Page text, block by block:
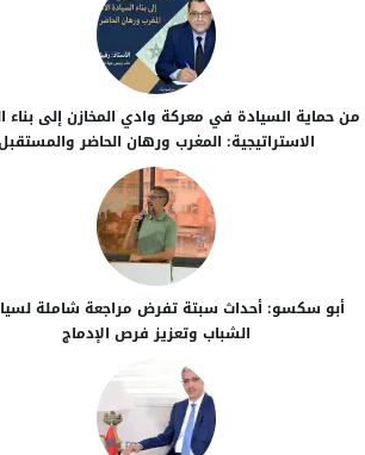
من حماية السيادة في معركة وادي المخازن إلى بناء
الاستراتيجية: المغرب ورهان الحاضر
أبو سكسو: أحداث سبتة تفرض مراجعة شاملة
الشباب وتعزيز فرص الإدماج